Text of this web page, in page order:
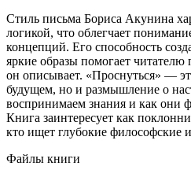
Стиль письма Бориса Акунина
логикой, что облегчает
концепций. Его способность
яркие образы помогает читателю
он описывает. «Проснуться» —
будущем, но и размышление о
воспринимаем знания и как они
Книга заинтересует как
кто ищет глубокие философские
Файлы книги